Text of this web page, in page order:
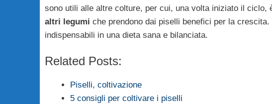
sono utili alle altre colture, per cui, una volta iniziato il ciclo,
altri legumi che prendono dai piselli benefici per la
indispensabili in una dieta sana e bilanciata.
Related Posts:
Piselli, coltivazione
5 consigli per coltivare i piselli